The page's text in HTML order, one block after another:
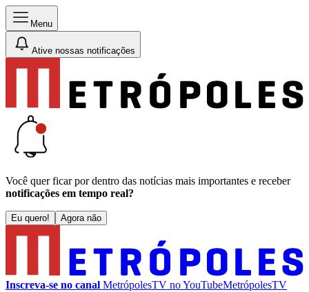
Menu
Ative nossas notificações
Você quer ficar por dentro das notícias mais importantes e receber
notificações em tempo real?
Eu quero! Agora não
Inscreva-se no canal MetrópolesTV noYouTubeMetrópolesTV